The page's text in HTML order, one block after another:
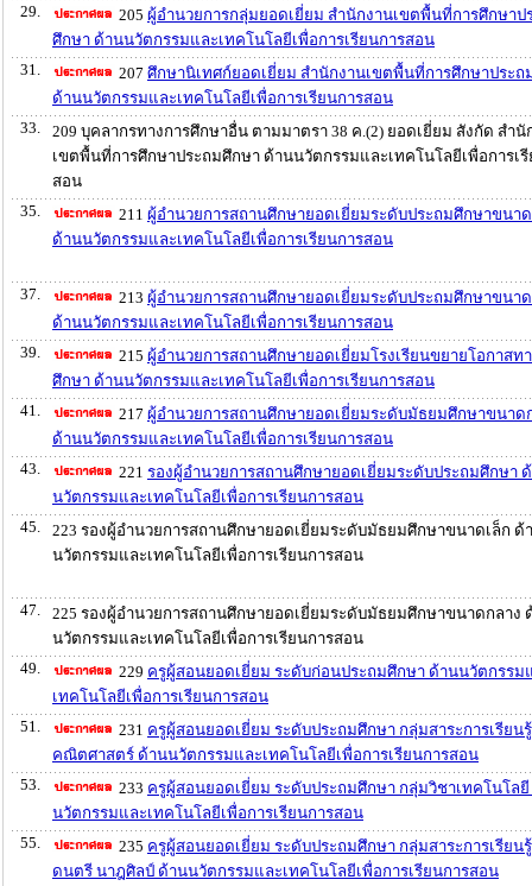
29.
205 ผู้อำนวยการกลุ่มยอดเยี่ยม สำนักงานเขตพื้นที่การศึกษาป
ศึกษา ด้านนวัตกรรมและเทคโนโลยีเพื่อการเรียนการสอน
31.
207 ศึกษานิเทศก์ยอดเยี่ยม สำนักงานเขตพื้นที่การศึกษาประถ
ด้านนวัตกรรมและเทคโนโลยีเพื่อการเรียนการสอน
33.
209 บุคลากรทางการศึกษาอื่น ตามมาตรา 38 ค.(2) ยอดเยี่ยม สังกัด สำนั
เขตพื้นที่การศึกษาประถมศึกษา ด้านนวัตกรรมและเทคโนโลยีเพื่อการเ
สอน
35.
211 ผู้อำนวยการสถานศึกษายอดเยี่ยมระดับประถมศึกษาขนา
ด้านนวัตกรรมและเทคโนโลยีเพื่อการเรียนการสอน
37. 213 ผู้อำนวยการสถานศึกษายอดเยี่ยมระดับประถมศึกษาขนา
ด้านนวัตกรรมและเทคโนโลยีเพื่อการเรียนการสอน
39.
215 ผู้อำนวยการสถานศึกษายอดเยี่ยมโรงเรียนขยายโอกาสท
ศึกษา ด้านนวัตกรรมและเทคโนโลยีเพื่อการเรียนการสอน
41.
217 ผู้อำนวยการสถานศึกษายอดเยี่ยมระดับมัธยมศึกษาขนาด
ด้านนวัตกรรมและเทคโนโลยีเพื่อการเรียนการสอน
43.
221 รองผู้อำนวยการสถานศึกษายอดเยี่ยมระดับประถมศึกษา
นวัตกรรมและเทคโนโลยีเพื่อการเรียนการสอน
45.
223 รองผู้อำนวยการสถานศึกษายอดเยี่ยมระดับมัธยมศึกษาขนาดเล็ก ด้
นวัตกรรมและเทคโนโลยีเพื่อการเรียนการสอน
47.
225 รองผู้อำนวยการสถานศึกษายอดเยี่ยมระดับมัธยมศึกษาขนาดกลาง
นวัตกรรมและเทคโนโลยีเพื่อการเรียนการสอน
49.
229 ครูผู้สอนยอดเยี่ยม ระดับก่อนประถมศึกษา ด้านนวัตกรรม
เทคโนโลยีเพื่อการเรียนการสอน
51.
231 ครูผู้สอนยอดเยี่ยม ระดับประถมศึกษา กลุ่มสาระการเรียนรู้
คณิตศาสตร์ ด้านนวัตกรรมและเทคโนโลยีเพื่อการเรียนการสอน
53.
233 ครูผู้สอนยอดเยี่ยม ระดับประถมศึกษา กลุ่มวิชาเทคโนโล
นวัตกรรมและเทคโนโลยีเพื่อการเรียนการสอน
55.
235 ครูผู้สอนยอดเยี่ยม ระดับประถมศึกษา กลุ่มสาระการเรียน
ดนตรี นาฎศิลป์ ด้านนวัตกรรมและเทคโนโลยีเพื่อการเรียนการสอน